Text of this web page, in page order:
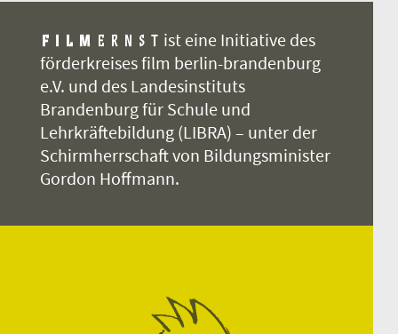
ist eine Initiative des
förderkreises film berlin-brandenburg
e.V. und des Landesinstituts
Brandenburg für Schule und
Lehrkräftebildung (LIBRA) – unter der
Schirmherrschaft von Bildungsminister
Gordon Hoffmann.